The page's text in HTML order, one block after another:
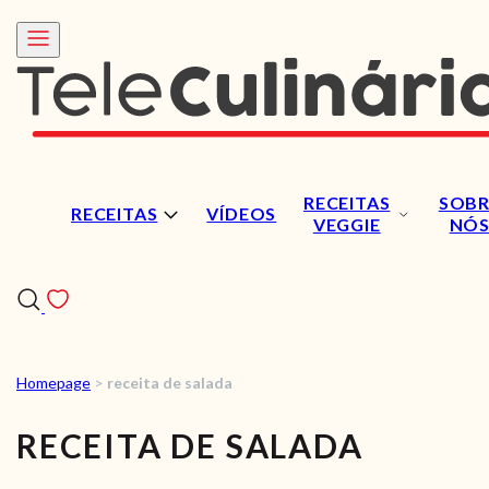
RECEITAS VÍDEOS
RECEITAS
VEGGIE
NÓS
RECEITAS
VÍDEOS
Homepage > receita de salada
RECEITA DE SALADA